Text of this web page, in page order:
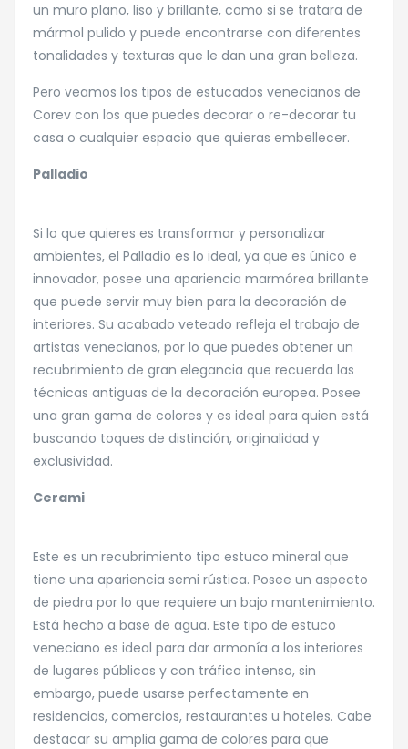
un muro plano, liso y brillante, como si se tratara de
mármol pulido y puede encontrarse con diferentes
tonalidades y texturas que le dan una gran belleza.
Pero veamos los tipos de estucados venecianos de
Corev con los que puedes decorar o re-decorar tu
casa o cualquier espacio que quieras embellecer.
Palladio
Si lo que quieres es transformar y personalizar
ambientes, el Palladio es lo ideal, ya que es único e
innovador, posee una apariencia marmórea brillante
que puede servir muy bien para la decoración de
interiores. Su acabado veteado refleja el trabajo de
artistas venecianos, por lo que puedes obtener un
recubrimiento de gran elegancia que recuerda las
técnicas antiguas de la decoración europea. Posee
una gran gama de colores y es ideal para quien está
buscando toques de distinción, originalidad y
exclusividad.
Cerami
Este es un recubrimiento tipo estuco mineral que
tiene una apariencia semi rústica. Posee un aspecto
de piedra por lo que requiere un bajo mantenimiento.
Está hecho a base de agua. Este tipo de estuco
veneciano es ideal para dar armonía a los interiores
de lugares públicos y con tráfico intenso, sin
embargo, puede usarse perfectamente en
residencias, comercios, restaurantes u hoteles. Cabe
destacar su amplia gama de colores para que